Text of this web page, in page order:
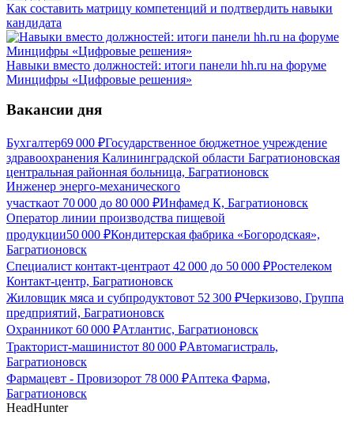
Как составить матрицу компетенций и подтвердить навыки
кандидата
Навыки вместо должностей: итоги панели hh.ru на форуме
Минцифры «Цифровые решения»
Вакансии дня
Бухгалтер69 000 ₽Государственное бюджетное учреждение
здравоохранения Калининградской области Багратионовская
центральная районная больница, Багратионовск
Инженер энерго-механического
участкаот 70 000 до 80 000 ₽Инфамед К, Багратионовск
Оператор линии производства пищевой
продукции50 000 ₽Кондитерская фабрика «Богородская»,
Багратионовск
Специалист контакт-центраот 42 000 до 50 000 ₽Ростелеком
Контакт-центр, Багратионовск
Жиловщик мяса и субпродуктовот 52 300 ₽Черкизово, Группа
предприятий, Багратионовск
Охранникот 60 000 ₽Атлантис, Багратионовск
Тракторист-машинистот 80 000 ₽Автомагистраль,
Багратионовск
Фармацевт - Провизорот 78 000 ₽Аптека Фарма,
Багратионовск
HeadHunter